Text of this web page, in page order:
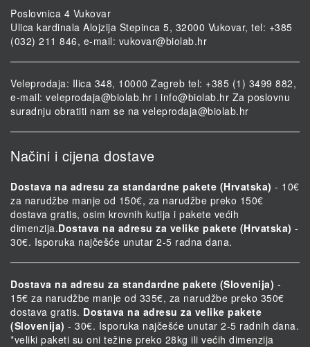
Poslovnica 4 Vukovar
Ulica kardinala Alojzija Stepinca 5, 32000 Vukovar, tel: +385
(032) 211 846, e-mail: vukovar@biolab.hr
Veleprodaja: Ilica 348, 10000 Zagreb tel: +385 (1) 3499 882,
e-mail: veleprodaja@biolab.hr i info@biolab.hr Za poslovnu
suradnju obratiti nam se na veleprodaja@biolab.hr
Načini i cijena dostave
Dostava na adresu za standardne pakete (Hrvatska) - 10€
za narudžbe manje od 150€, za narudžbe preko 150€
dostava gratis, osim krovnih kutija i pakete većih
dimenzija.Dostava na adresu za velike pakete (Hrvatska) -
30€. Isporuka najčešće unutar 2-5 radna dana.
Dostava na adresu za standardne pakete (Slovenija) -
15€ za narudžbe manje od 335€, za narudžbe preko 350€
dostava gratis. Dostava na adresu za velike pakete
(Slovenija) - 30€. Isporuka najčešće unutar 2-5 radnih dana.
*veliki paketi su oni težine preko 28kg ili većih dimenzija